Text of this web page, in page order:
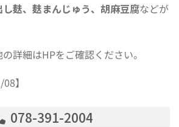
麸、麸まんじゅう、胡麻豆腐などが
詳細はHPをご確認ください。
】
078-391-2004